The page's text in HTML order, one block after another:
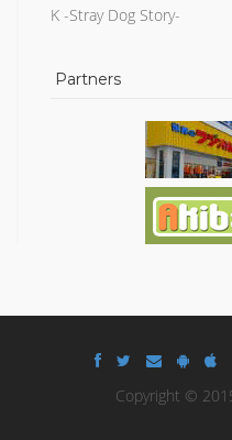
K -Stray Dog Story-
Partners
Copyright ©